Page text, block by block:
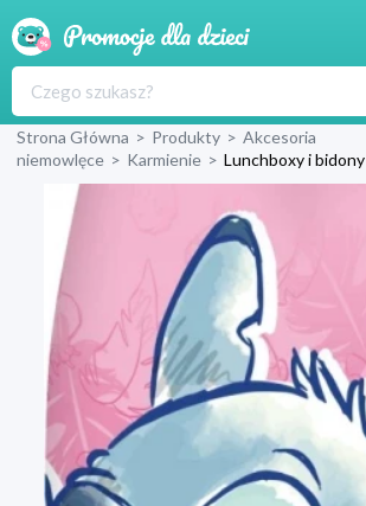
Produkty
Blog
Wyprawka
Strona Główna > Produkty > Akcesoria
niemowlęce > Karmienie > Lunchboxy i bidony